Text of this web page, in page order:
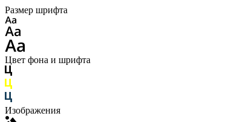
Размер шрифта
Цвет фона и шрифта
Изображения